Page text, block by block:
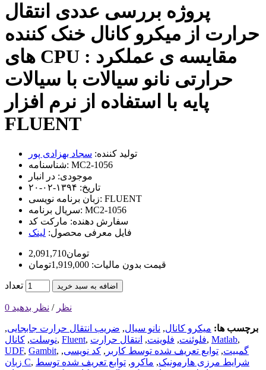
پروژه بررسی عددی انتقال
حرارت از میکرو کانال خنک کننده
های CPU : مقایسه ی عملکرد
حرارتی نانو سیالات با سیالات
پایه با استفاده از نرم افزار
FLUENT
تولید کننده: سجاد بهزادی پور
شناسنامه: MC2-1056
موجودی: در انبار
تاریخ: ۱۳۹۴-۰۲-۲۰
زبان برنامه نویسی: FLUENT
سریال برنامه: MC2-1056
سفارش دهنده: مارکت کد
فایل معرفی محصول: لینک
2,091,710تومان
قیمت بدون مالیات: 1,919,000تومان
تعداد اضافه به سبد خرید
0 نظر / نظر بدهید
برچسب ها: میکرو کانال, نانو سیال, ضریب انتقال حرارت جابجایی,
نوسلت, کانال , Fluent, فلوئنت, فلوینت, انتقال حرارت , Matlab,
UDF, Gambit, گمبیت, توابع تعریف شده توسط کاربر , کد نویسی,
زبان C, شرایط مرزی هارمونیک, ماکرو, توابع تعریف شده توسط